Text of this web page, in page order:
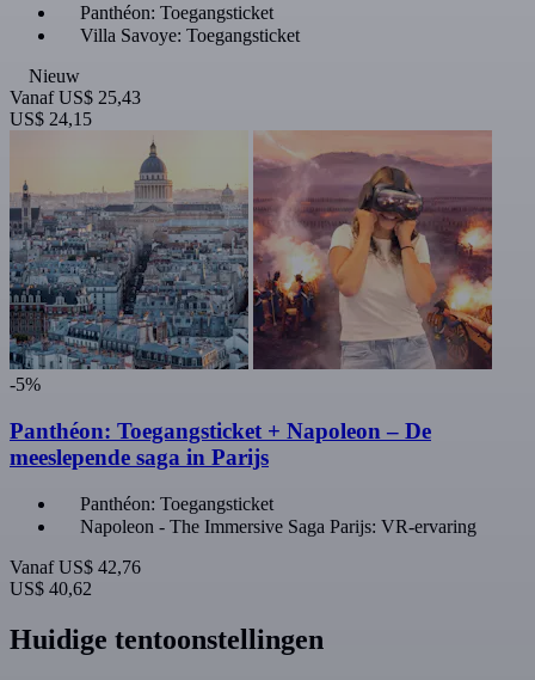
Panthéon: Toegangsticket
Villa Savoye: Toegangsticket
Nieuw
Vanaf US$ 25,43
US$ 24,15
-5%
Panthéon: Toegangsticket + Napoleon – De
meeslepende saga in Parijs
Panthéon: Toegangsticket
Napoleon - The Immersive Saga Parijs: VR-ervaring
Vanaf US$ 42,76
US$ 40,62
Huidige tentoonstellingen